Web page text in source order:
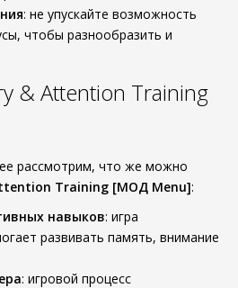
: не упускайте возможность
чтобы разнообразить и
& Attention Training
рассмотрим, что же можно
Training [МОД Menu]:
навыков: игра
развивать память, внимание
: игровой процесс